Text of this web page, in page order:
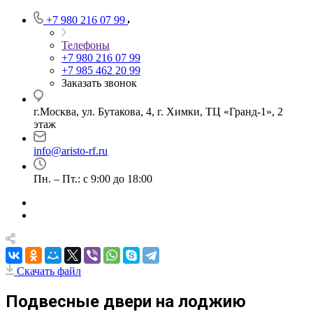
+7 980 216 07 99
Телефоны
+7 980 216 07 99
+7 985 462 20 99
Заказать звонок
г.Москва, ул. Бутакова, 4, г. Химки, ТЦ «Гранд-1», 2
этаж
info@aristo-rf.ru
Пн. – Пт.: с 9:00 до 18:00
Скачать файл
Подвесные двери на лоджию